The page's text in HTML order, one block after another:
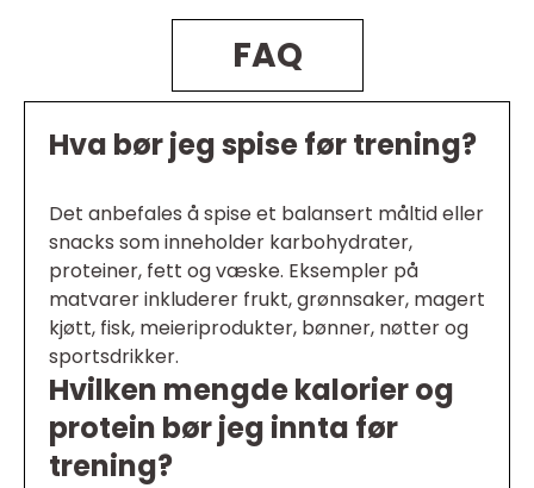
FAQ
Hva bør jeg spise før trening?
Det anbefales å spise et balansert måltid eller
snacks som inneholder karbohydrater,
proteiner, fett og væske. Eksempler på
matvarer inkluderer frukt, grønnsaker, magert
kjøtt, fisk, meieriprodukter, bønner, nøtter og
sportsdrikker.
Hvilken mengde kalorier og
protein bør jeg innta før
trening?